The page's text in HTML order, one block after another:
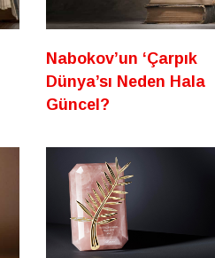
Nabokov’un ‘Çarpık
Dünya’sı Neden Hala
Güncel?